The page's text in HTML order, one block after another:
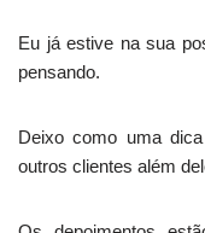
Eu já estive na sua
pensando.
Deixo como uma
outros clientes além